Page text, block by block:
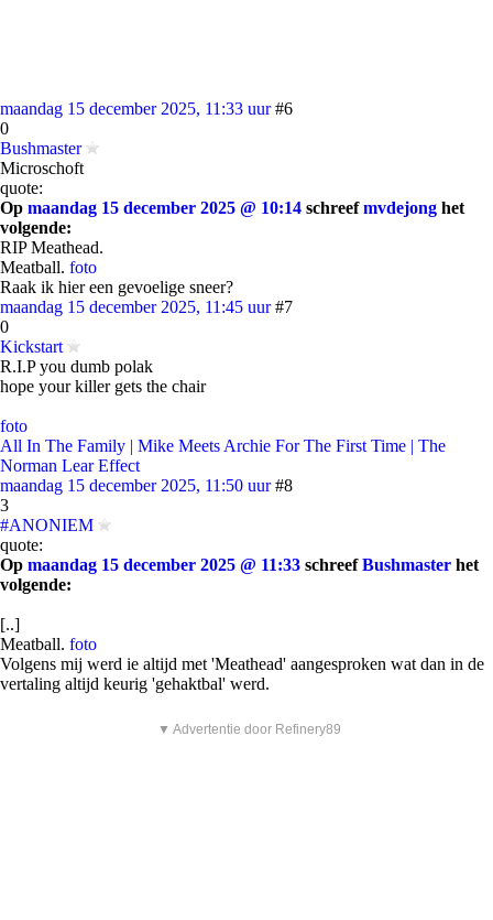
maandag 15 december 2025, 11:33 uur #6
0
Bushmaster
Microschoft
quote:
Op maandag 15 december 2025 @ 10:14 schreefmvdejong het
volgende:
RIP Meathead.
Meatball. foto
Raak ik hier een gevoelige sneer?
maandag 15 december 2025, 11:45 uur #7
0
Kickstart
R.I.P you dumb polak
hope your killer gets the chair
foto
All In The Family | Mike Meets Archie For The First Time | The
Norman Lear Effect
maandag 15 december 2025, 11:50 uur #8
3
#ANONIEM
quote:
Op maandag 15 december 2025 @ 11:33 schreefBushmaster het
volgende:
[..]
Meatball. foto
Volgens mij werd ie altijd met 'Meathead' aangesproken wat dan in de
vertaling altijd keurig 'gehaktbal' werd.
▼ Advertentie door Refinery89